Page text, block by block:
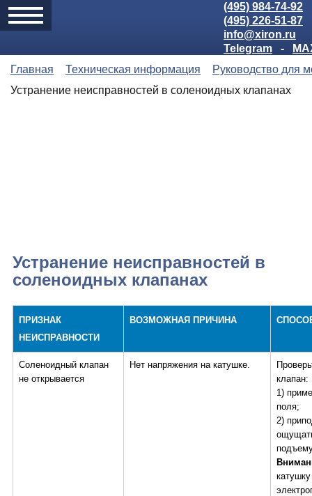
(495) 984-74-92
(495) 226-51-87
info@xiron.ru
Telegram
-
Главная
Техническая информация
Руководство для
Устранение неисправностей в соленоидных клапанах
Устранение неисправностей в
соленоидных клапанах
ПРИЗНАК
НЕИСПРАВНОСТИ
ВОЗМОЖНАЯ ПРИЧИНА
Соленоидный клапан
не открывается
Нет напряжения на катушке.
клапан:
1)
поля;
2)